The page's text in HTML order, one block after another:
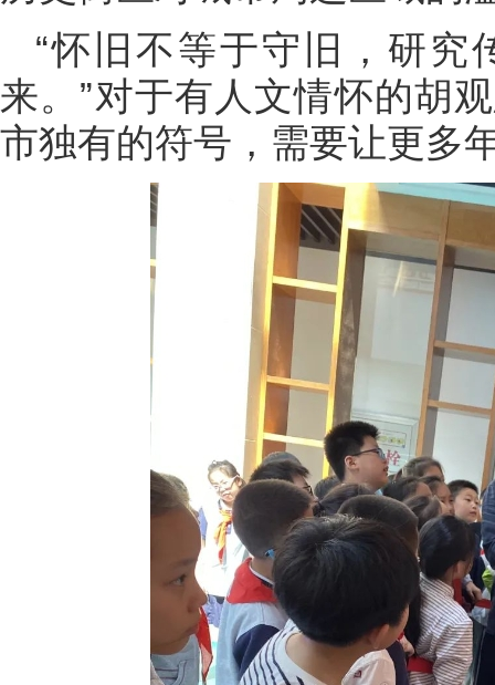
“怀旧不等于守旧，研究
来。”对于有人文情怀的胡
市独有的符号，需要让更多